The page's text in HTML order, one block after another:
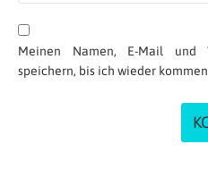
Meinen Namen, E-Mail und
speichern, bis ich wieder